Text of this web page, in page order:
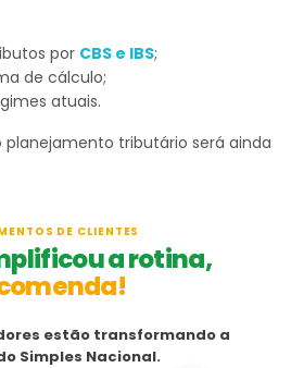
por CBS e IBS;
de cálculo;
atuais.
planejamento tributário será ainda
DE CLIENTES
a rotina,
estão transformando a
Simples Nacional.